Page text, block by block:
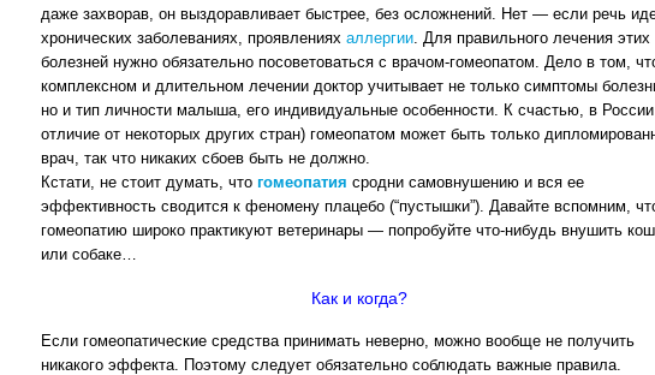
даже захворав, он выздоравливает быстрее, без осложнений. Нет — если речь
хронических заболеваниях, проявленияхаллергии. Для правильного лечения этих
болезней нужно обязательно посоветоваться с врачом-гомеопатом. Дело в том,
комплексном и длительном лечении доктор учитывает не только симптомы
но и тип личности малыша, его индивидуальные особенности. К счастью, в
отличие от некоторых других стран) гомеопатом может быть только
врач, так что никаких сбоев быть не должно.
Кстати, не стоит думать, чтогомеопатия сродни самовнушению и вся ее
эффективность сводится к феномену плацебо (“пустышки”). Давайте вспомним,
гомеопатию широко практикуют ветеринары — попробуйте что-нибудь внушить
или собаке…
Как и когда?
Если гомеопатические средства принимать неверно, можно вообще не получить
никакого эффекта. Поэтому следует обязательно соблюдать важные правила.